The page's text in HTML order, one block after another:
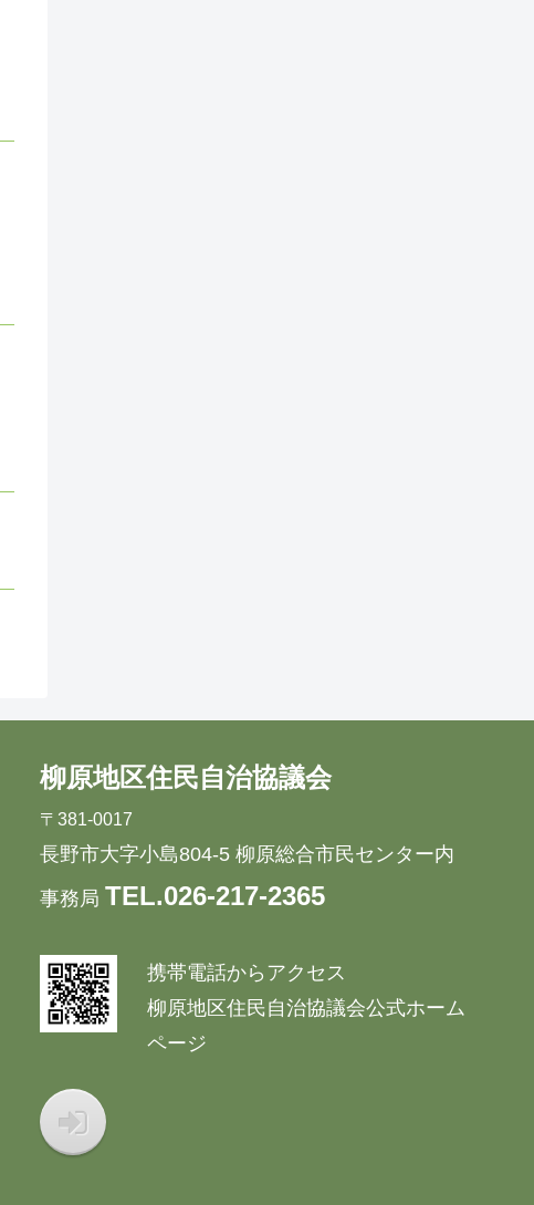
柳原地区住民自治協議会
〒381-0017
長野市大字小島804-5 柳原総合市民センター内
事務局 TEL.026-217-2365
携帯電話からアクセス
柳原地区住民自治協議会公式ホーム
ページ